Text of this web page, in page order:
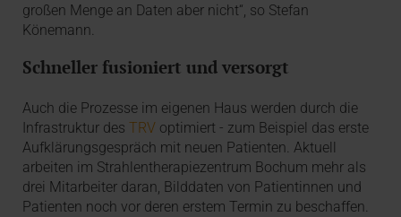
großen Menge an Daten aber nicht“, so Stefan
Könemann.
Schneller fusioniert und versorgt
Auch die Prozesse im eigenen Haus werden durch die
Infrastruktur desTRV optimiert - zum Beispiel das erste
Auf­klärungs­gespräch mit neuen Patienten. Aktuell
arbeiten im Strahlentherapiezentrum Bochum mehr als
drei Mitarbeiter daran, Bilddaten von Patientinnen und
Patienten noch vor deren erstem Termin zu beschaffen.